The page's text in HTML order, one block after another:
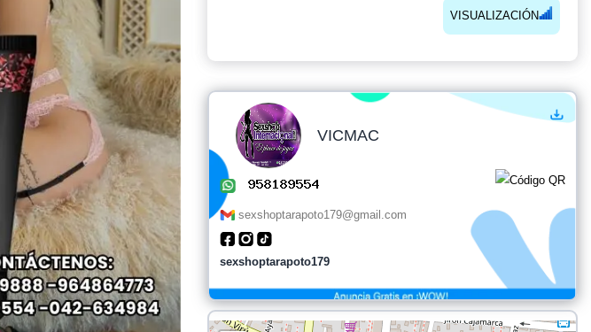
VISUALIZACIÓN
VICMAC
sexshoptarapoto179@gmail.com
sexshoptarapoto179